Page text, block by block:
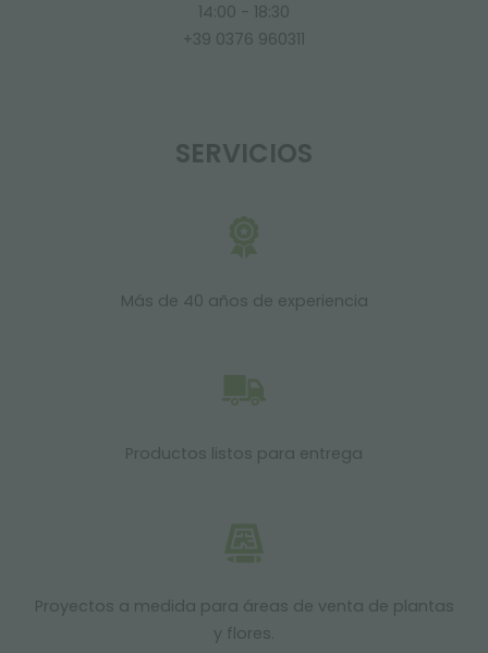
14:00 - 18:30
+39 0376 960311
SERVICIOS
Más de 40 años de experiencia
Productos listos para entrega
Proyectos a medida para áreas de venta de plantas
y flores.